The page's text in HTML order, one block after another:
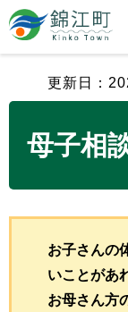
錦江町 Kinko
Town
更新日：
母子相
お子さんの
いことがあ
お母さん方